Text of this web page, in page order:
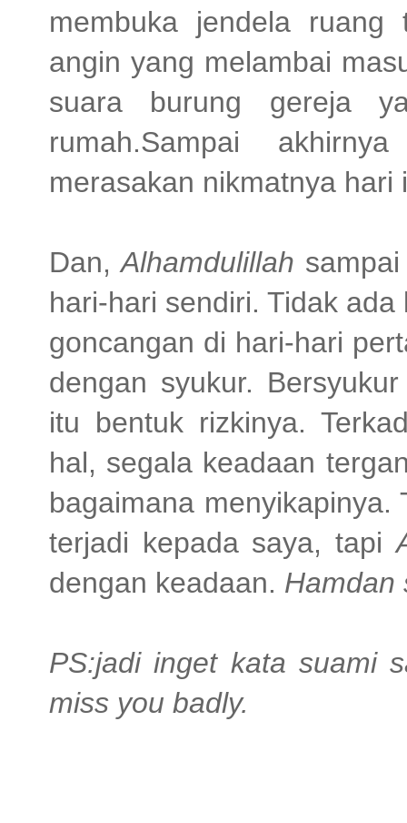
membuka jendela ruang
angin yang melambai
suara burung gereja
rumah.Sampai
merasakan nikmatnya
Dan,Alhamdulillah
hari-hari sendiri. Tidak
goncangan di hari-hari
dengan syukur.
itu bentuk rizkinya.
hal, segala keadaan
bagaimana menyikapinya.
terjadi kepada saya, tapi
dengan keadaan. Hamdan
PS:jadi inget kata suami
miss you badly.